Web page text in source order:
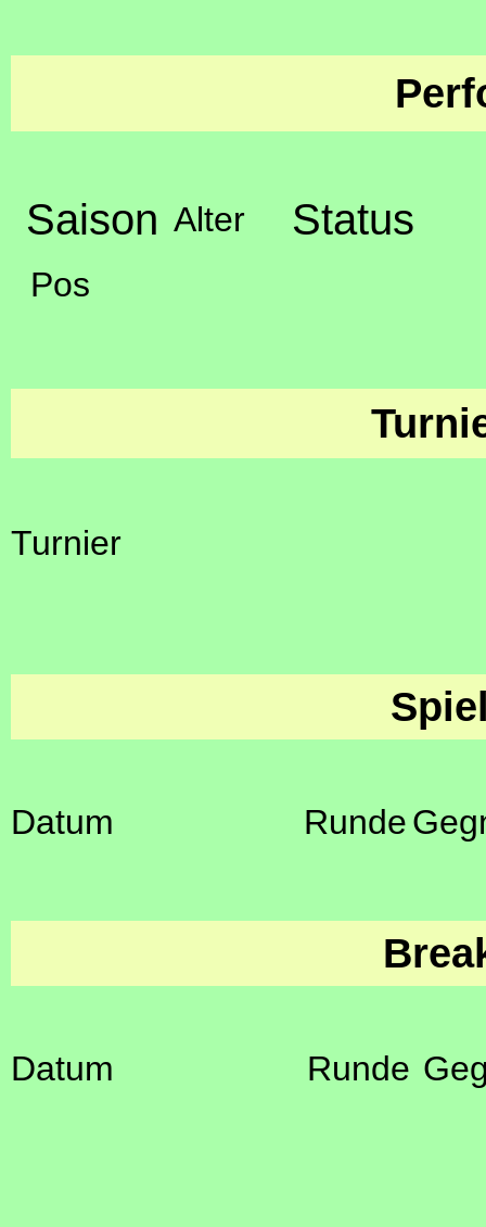
Saison Alter Status
Pos
Turnier
Datum Runde
Datum Runde